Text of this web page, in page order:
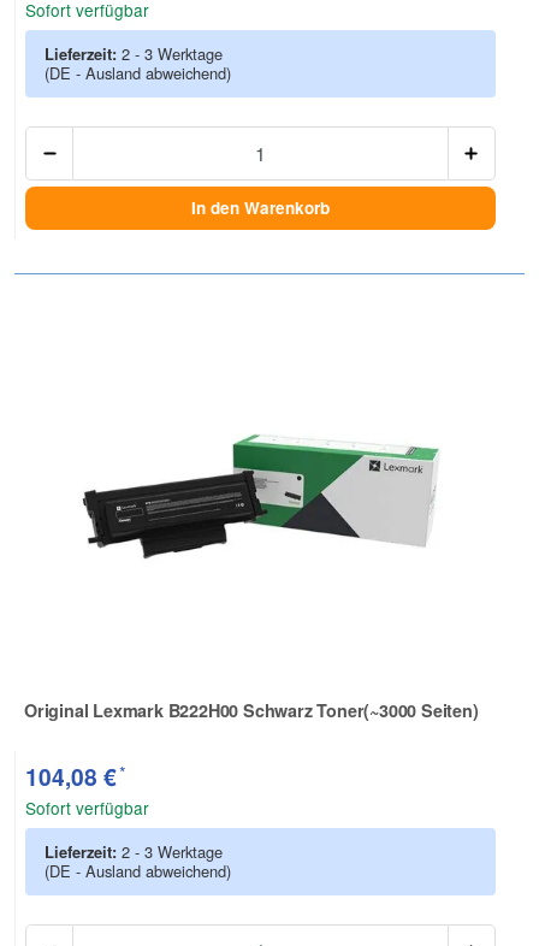
Sofort verfügbar
Lieferzeit: 2 - 3 Werktage
(DE - Ausland abweichend)
In den Warenkorb
Original Lexmark B222H00 Schwarz Toner(~3000 Seiten)
Zur Artikelbewertung
104,08 €*
Sofort verfügbar
Lieferzeit: 2 - 3 Werktage
(DE - Ausland abweichend)